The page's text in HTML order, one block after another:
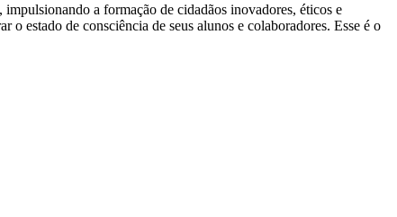
a formação de cidadãos inovadores, éticos e
estado de consciência de seus alunos e colaboradores. Esse é o